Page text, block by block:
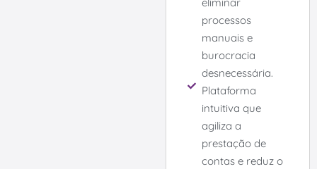
eliminar
processos
manuais e
burocracia
desnecessária.
Plataforma
intuitiva que
agiliza a
prestação de
contas e reduz o